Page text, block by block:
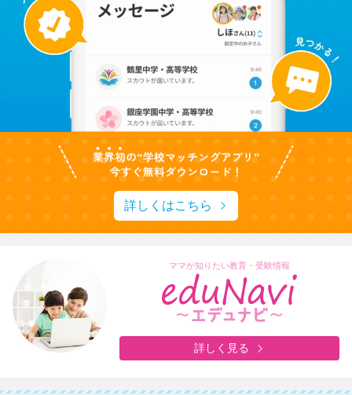
詳しくはこちら
ママが知りたい教育・受験情報
詳しく見る